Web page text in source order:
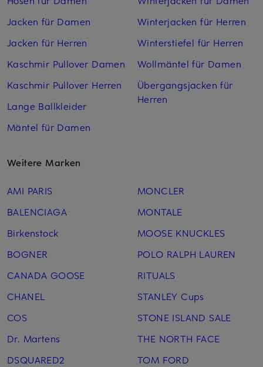
Jacken für Damen
Jacken für Herren
Kaschmir Pullover Damen
Kaschmir Pullover Herren
Lange Ballkleider
Mäntel für Damen
Winterjacken für Herren
Winterstiefel für Herren
Wollmäntel für Damen
Übergangsjacken für
Herren
Weitere Marken
AMI PARIS
BALENCIAGA
Birkenstock
BOGNER
CANADA GOOSE
CHANEL
COS
Dr. Martens
DSQUARED2
MONCLER
MONTALE
MOOSE KNUCKLES
POLO RALPH LAUREN
RITUALS
STANLEY Cups
STONE ISLAND SALE
THE NORTH FACE
TOM FORD